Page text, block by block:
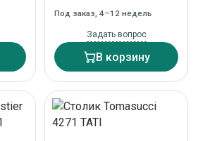
Под заказ, 4–12 недель
Задать вопрос
В корзину